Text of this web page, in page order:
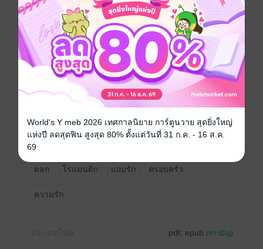
การวางแปรงสีฟัน
แต่พออยู่บ้านเดียวกัน
กล้องก็ดันจับไว้ไม่หมด
แต่หัวใจสิดันจำไว้หมดเลย
เมื่อ "ความต่าง" กลายเป็นชนวน
เมื่อ "ใกล้ชิด" กลายเป็นความเขิน
และเมื่อ "ความรัก" เริ่มจุดประกายกลางสนามรบของเซต
อัปกล้อง 24 ชั่วโมง
เขาและเธอต้องเรียนรู้ว่า
แต่ต้องใส่ใจทุกซีน
(รวมถึงฉากบนเตียงด้วย)
ตลก โรแมนติก แอบรัก ครอบครัว
ความรัก
pdf, epub (สารบัญ)
World's Y meb 2026 เทศกาลนิยาย การ์ตูนวาย สุดยิ่งใหญ่
แห่งปี ลดสุดฟิน สูงสุด 80% ตั้งแต่วันที่ 31 ก.ค. - 16 ส.ค.
69